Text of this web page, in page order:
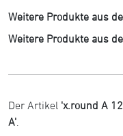
Weitere Produkte aus
Weitere Produkte aus
Der Artikel 'x.round A
A'